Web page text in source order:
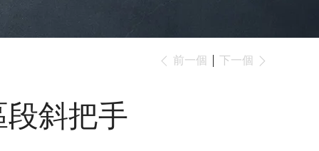
前一個 下一個
段斜把手